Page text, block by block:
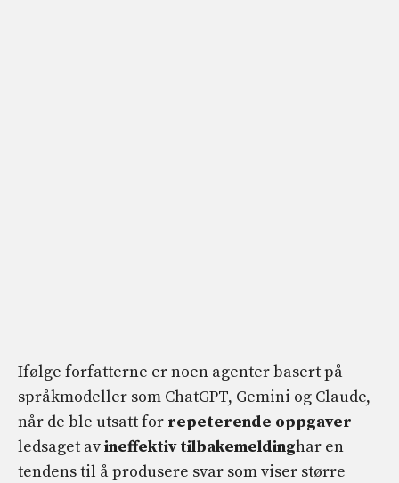
Ifølge forfatterne er noen agenter basert på
språkmodeller som ChatGPT, Gemini og Claude,
når de ble utsatt for repeterende oppgaver
ledsaget avineffektiv tilbakemeldinghar en
tendens til å produsere svar som viser større